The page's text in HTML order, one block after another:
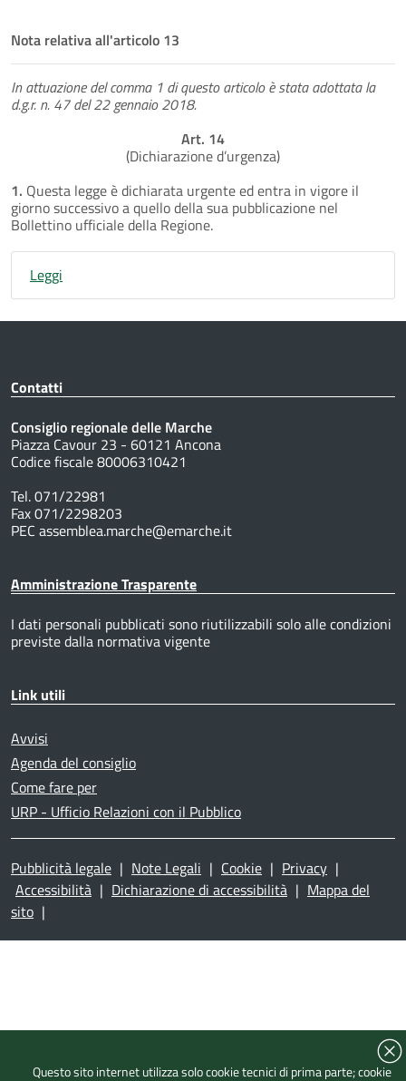
Nota relativa all'articolo 13
In attuazione del comma 1 di questo articolo è stata adottata la
d.g.r. n. 47 del 22 gennaio 2018.
Art. 14
(Dichiarazione d’urgenza)
1. Questa legge è dichiarata urgente ed entra in vigore il
giorno successivo a quello della sua pubblicazione nel
Bollettino ufficiale della Regione.
Leggi
Contatti
Consiglio regionale delle Marche
Piazza Cavour 23 - 60121 Ancona
Codice fiscale 80006310421
Tel. 071/22981
Fax 071/2298203
PEC assemblea.marche@emarche.it
Amministrazione Trasparente
I dati personali pubblicati sono riutilizzabili solo alle condizioni
previste dalla normativa vigente
Link utili
Avvisi
Agenda del consiglio
Come fare per
URP - Ufficio Relazioni con il Pubblico
Pubblicità legale | Note Legali | Cookie | Privacy |
Accessibilità | Dichiarazione di accessibilità | Mappa del
sito |
Questo sito internet utilizza solo cookie tecnici di prima parte; cookie